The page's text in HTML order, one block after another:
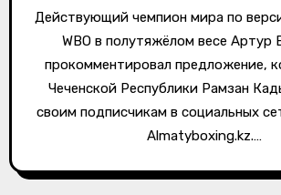
Действующий чемпион мира по версиям WBC, IBF и
WBO в полутяжёлом весе Артур
прокомментировал предложение,
Чеченской Республики Рамзан
своим подписчикам в социальных
Almatyboxing.kz.…